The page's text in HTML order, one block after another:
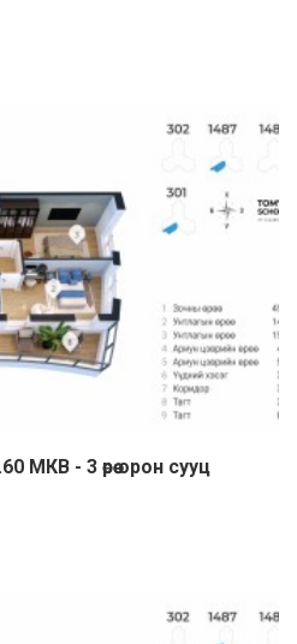
МКВ - 3 өрөө орон сууц